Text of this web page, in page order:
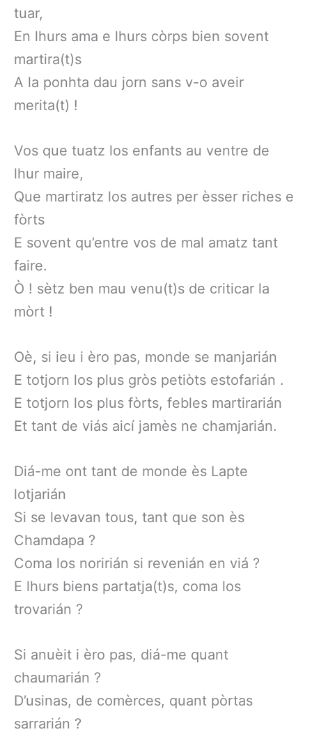
tuar,
En lhurs ama e lhurs còrps bien sovent
martira(t)s
A la ponhta dau jorn sans v-o aveir
merita(t) !
Vos que tuatz los enfants au ventre de
lhur maire,
Que martiratz los autres per èsser riches e
fòrts
E sovent qu’entre vos de mal amatz tant
faire.
Ò ! sètz ben mau venu(t)s de criticar la
mòrt !
Oè, si ieu i èro pas, monde se manjarián
E totjorn los plus gròs petiòts estofarián .
E totjorn los plus fòrts, febles martirarián
Et tant de viás aicí jamès ne chamjarián.
Diá-me ont tant de monde ès Lapte
lotjarián
Si se levavan tous, tant que son ès
Chamdapa ?
Coma los noririán si revenián en viá ?
E lhurs biens partatja(t)s, coma los
trovarián ?
Si anuèit i èro pas, diá-me quant
chaumarián ?
D’usinas, de comèrces, quant pòrtas
sarrarián ?